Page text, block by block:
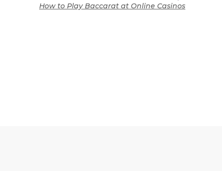
How to Play Baccarat at Online Casinos